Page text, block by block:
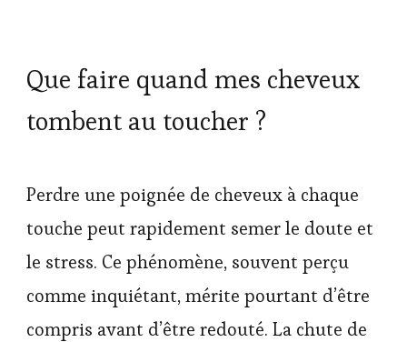
Que faire quand mes cheveux
tombent au toucher ?
Perdre une poignée de cheveux à chaque
touche peut rapidement semer le doute et
le stress. Ce phénomène, souvent perçu
comme inquiétant, mérite pourtant d’être
compris avant d’être redouté. La chute de